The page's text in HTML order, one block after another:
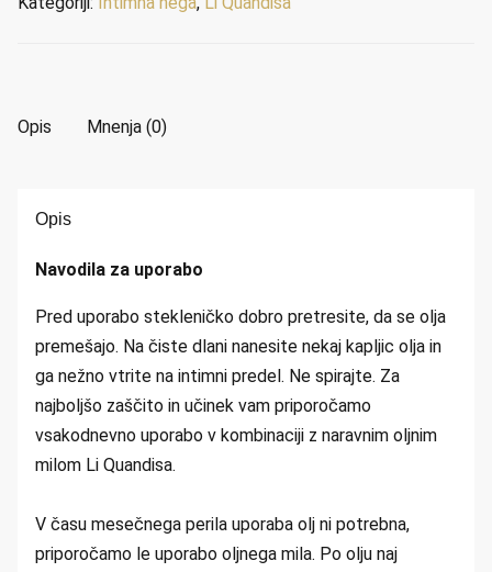
količina
Opis Mnenja (0)
Opis
Navodila za uporabo
Pred uporabo stekleničko dobro pretresite, da se olja
premešajo. Na čiste dlani nanesite nekaj kapljic olja in
ga nežno vtrite na intimni predel. Ne spirajte. Za
najboljšo zaščito in učinek vam priporočamo
vsakodnevno uporabo v kombinaciji z naravnim oljnim
milom Li Quandisa.
V času mesečnega perila uporaba olj ni potrebna,
priporočamo le uporabo oljnega mila. Po olju naj